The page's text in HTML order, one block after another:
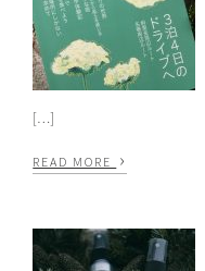
[…]
READ MORE ›